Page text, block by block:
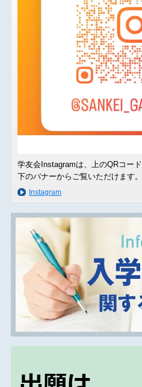
学友会Instagramは、上のQRコード
下のバナーからご覧いただけます。
Instagram